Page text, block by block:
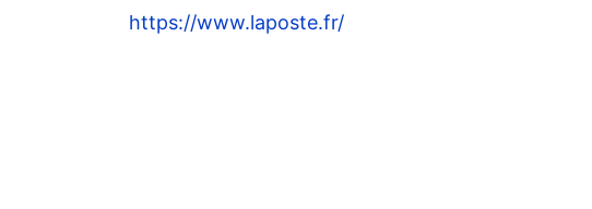
https://www.laposte.fr/